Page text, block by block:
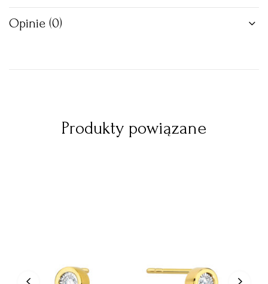
Opinie (0)
Produkty powiązane